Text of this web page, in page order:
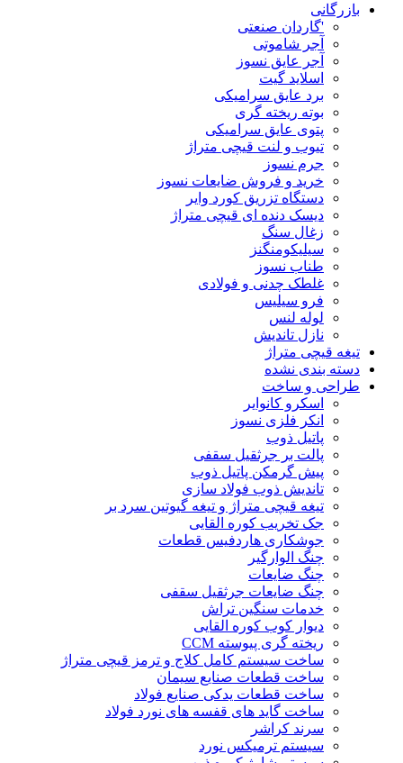
بازرگانی
'گاردان صنعتی
آجر شاموتی
آجر عایق نسوز
اسلاید گیت
برد عایق سرامیکی
بوته ریخته گری
پتوی عایق سرامیکی
تیوب و لنت قیچی متراژ
جرم نسوز
خرید و فروش ضایعات نسوز
دستگاه تزریق کورد وایر
دیسک دنده ای قیچی متراژ
زغال سنگ
سیلیکومنگنز
طناب نسوز
غلطک چدنی و فولادی
فرو سیلیس
لوله لنس
نازل تاندیش
تیغه قیچی متراژ
دسته بندی نشده
طراحی و ساخت
اسکرو کانوایر
انکر فلزی نسوز
پاتیل ذوب
پالت بر جرثقیل سقفی
پیش گرمکن پاتیل ذوب
تاندیش ذوب فولاد سازی
تیغه قیچی متراژ و تیغه گیوتین سرد بر
جک تخریب کوره القایی
جوشکاری هاردفیس قطعات
چنگ الوارگیر
چنگ ضایعات
چنگ ضایعات جرثقیل سقفی
خدمات سنگین تراش
دیوار کوب کوره القایی
ریخته گری پیوسته CCM
ساخت سیستم کامل کلاج و ترمز قیچی متراژ
ساخت قطعات صنایع سیمان
ساخت قطعات یدکی صنایع فولاد
ساخت گاید های قفسه های نورد فولاد
سرند کراشر
سیستم ترمیکس نورد